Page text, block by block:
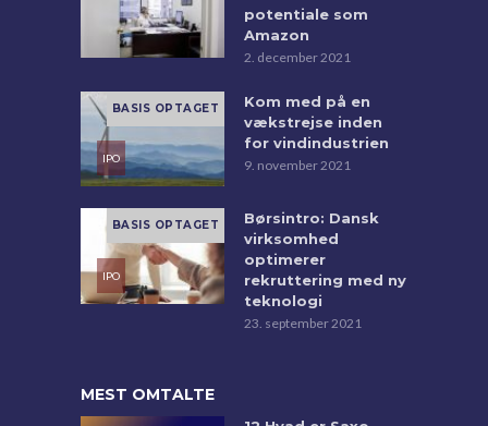
potentiale som
Amazon
2. december 2021
Kom med på en
vækstrejse inden
for vindindustrien
9. november 2021
Børsintro: Dansk
virksomhed
optimerer
rekruttering med ny
teknologi
23. september 2021
MEST OMTALTE